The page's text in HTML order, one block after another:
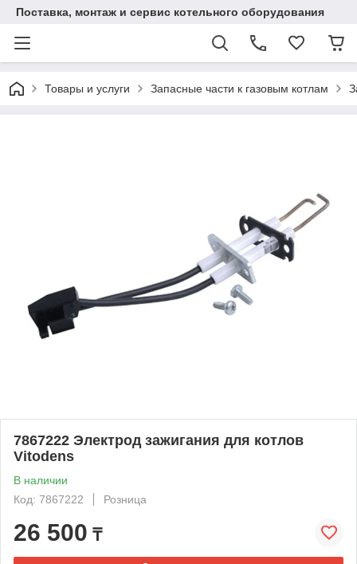
Поставка, монтаж и сервис котельного оборудования
Товары и услуги Запасные части к газовым котлам
7867222 Электрод зажигания для котлов
Vitodens
В наличии
Код: 7867222
Розница
26 500 ₸